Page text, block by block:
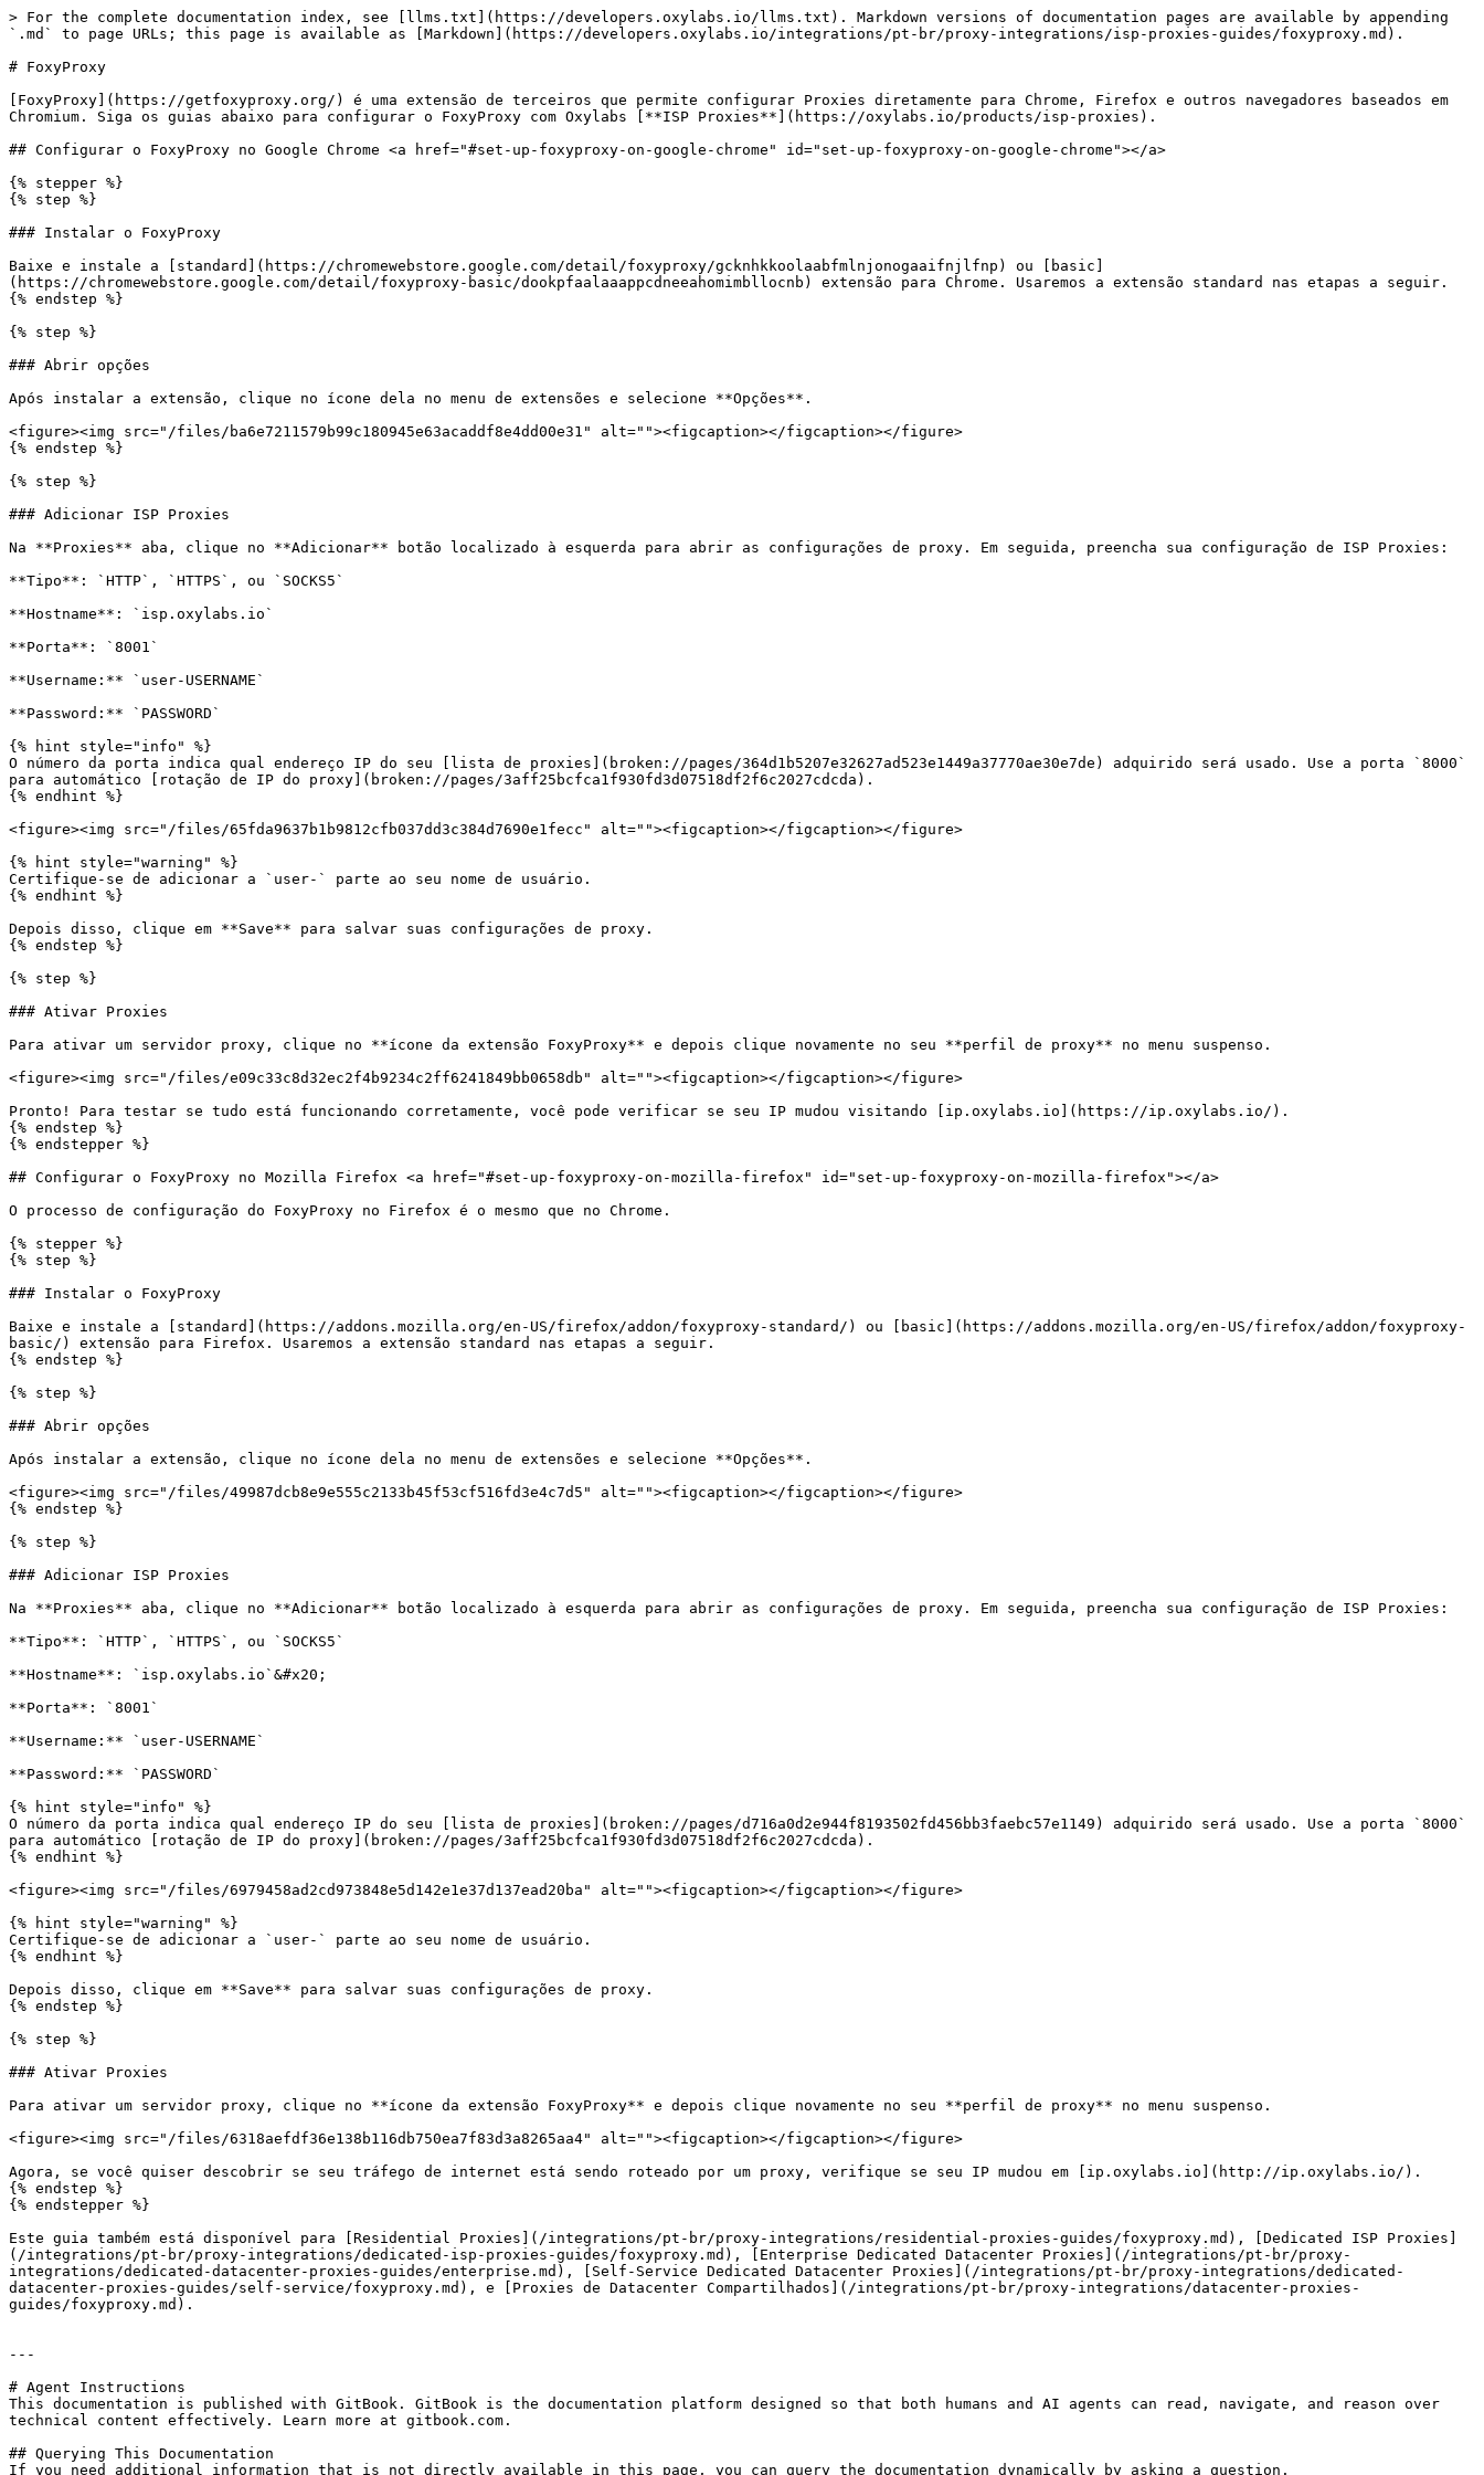
> For the complete documentation index, see [llms.txt](https://developers.oxylabs.io/llms.txt). Markdown versions of documentation pages are available by appending
`.md` to page URLs; this page is available as [Markdown](https://developers.oxylabs.io/integrations/pt-br/proxy-integrations/isp-proxies-guides/foxyproxy.md).
# FoxyProxy
[FoxyProxy](https://getfoxyproxy.org/) é uma extensão de terceiros que permite configurar Proxies diretamente para Chrome, Firefox e outros navegadores baseados em
Chromium. Siga os guias abaixo para configurar o FoxyProxy com Oxylabs [**ISP Proxies**](https://oxylabs.io/products/isp-proxies).
## Configurar o FoxyProxy no Google Chrome <a href="#set-up-foxyproxy-on-google-chrome" id="set-up-foxyproxy-on-google-chrome"></a>
{% stepper %}
{% step %}
### Instalar o FoxyProxy
Baixe e instale a [standard](https://chromewebstore.google.com/detail/foxyproxy/gcknhkkoolaabfmlnjonogaaifnjlfnp) ou [basic]
(https://chromewebstore.google.com/detail/foxyproxy-basic/dookpfaalaaappcdneeahomimbllocnb) extensão para Chrome. Usaremos a extensão standard nas etapas a seguir.
{% endstep %}
{% step %}
### Abrir opções
Após instalar a extensão, clique no ícone dela no menu de extensões e selecione **Opções**.
<figure><img src="/files/ba6e7211579b99c180945e63acaddf8e4dd00e31" alt=""><figcaption></figcaption></figure>
{% endstep %}
{% step %}
### Adicionar ISP Proxies
Na **Proxies** aba, clique no **Adicionar** botão localizado à esquerda para abrir as configurações de proxy. Em seguida, preencha sua configuração de ISP Proxies:
**Tipo**: `HTTP`, `HTTPS`, ou `SOCKS5`
**Hostname**: `isp.oxylabs.io`
**Porta**: `8001`
**Username:** `user-USERNAME`
**Password:** `PASSWORD`
{% hint style="info" %}
O número da porta indica qual endereço IP do seu [lista de proxies](broken://pages/364d1b5207e32627ad523e1449a37770ae30e7de) adquirido será usado. Use a porta `8000`
para automático [rotação de IP do proxy](broken://pages/3aff25bcfca1f930fd3d07518df2f6c2027cdcda).
{% endhint %}
<figure><img src="/files/65fda9637b1b9812cfb037dd3c384d7690e1fecc" alt=""><figcaption></figcaption></figure>
{% hint style="warning" %}
Certifique-se de adicionar a `user-` parte ao seu nome de usuário.
{% endhint %}
Depois disso, clique em **Save** para salvar suas configurações de proxy.
{% endstep %}
{% step %}
### Ativar Proxies
Para ativar um servidor proxy, clique no **ícone da extensão FoxyProxy** e depois clique novamente no seu **perfil de proxy** no menu suspenso.
<figure><img src="/files/e09c33c8d32ec2f4b9234c2ff6241849bb0658db" alt=""><figcaption></figcaption></figure>
Pronto! Para testar se tudo está funcionando corretamente, você pode verificar se seu IP mudou visitando [ip.oxylabs.io](https://ip.oxylabs.io/).
{% endstep %}
{% endstepper %}
## Configurar o FoxyProxy no Mozilla Firefox <a href="#set-up-foxyproxy-on-mozilla-firefox" id="set-up-foxyproxy-on-mozilla-firefox"></a>
O processo de configuração do FoxyProxy no Firefox é o mesmo que no Chrome.
{% stepper %}
{% step %}
### Instalar o FoxyProxy
Baixe e instale a [standard](https://addons.mozilla.org/en-US/firefox/addon/foxyproxy-standard/) ou [basic](https://addons.mozilla.org/en-US/firefox/addon/foxyproxy-
basic/) extensão para Firefox. Usaremos a extensão standard nas etapas a seguir.
{% endstep %}
{% step %}
### Abrir opções
Após instalar a extensão, clique no ícone dela no menu de extensões e selecione **Opções**.
<figure><img src="/files/49987dcb8e9e555c2133b45f53cf516fd3e4c7d5" alt=""><figcaption></figcaption></figure>
{% endstep %}
{% step %}
### Adicionar ISP Proxies
Na **Proxies** aba, clique no **Adicionar** botão localizado à esquerda para abrir as configurações de proxy. Em seguida, preencha sua configuração de ISP Proxies:
**Tipo**: `HTTP`, `HTTPS`, ou `SOCKS5`
**Hostname**: `isp.oxylabs.io`&#x20;
**Porta**: `8001`
**Username:** `user-USERNAME`
**Password:** `PASSWORD`
{% hint style="info" %}
O número da porta indica qual endereço IP do seu [lista de proxies](broken://pages/d716a0d2e944f8193502fd456bb3faebc57e1149) adquirido será usado. Use a porta `8000`
para automático [rotação de IP do proxy](broken://pages/3aff25bcfca1f930fd3d07518df2f6c2027cdcda).
{% endhint %}
<figure><img src="/files/6979458ad2cd973848e5d142e1e37d137ead20ba" alt=""><figcaption></figcaption></figure>
{% hint style="warning" %}
Certifique-se de adicionar a `user-` parte ao seu nome de usuário.
{% endhint %}
Depois disso, clique em **Save** para salvar suas configurações de proxy.
{% endstep %}
{% step %}
### Ativar Proxies
Para ativar um servidor proxy, clique no **ícone da extensão FoxyProxy** e depois clique novamente no seu **perfil de proxy** no menu suspenso.
<figure><img src="/files/6318aefdf36e138b116db750ea7f83d3a8265aa4" alt=""><figcaption></figcaption></figure>
Agora, se você quiser descobrir se seu tráfego de internet está sendo roteado por um proxy, verifique se seu IP mudou em [ip.oxylabs.io](http://ip.oxylabs.io/).
{% endstep %}
{% endstepper %}
Este guia também está disponível para [Residential Proxies](/integrations/pt-br/proxy-integrations/residential-proxies-guides/foxyproxy.md), [Dedicated ISP Proxies]
(/integrations/pt-br/proxy-integrations/dedicated-isp-proxies-guides/foxyproxy.md), [Enterprise Dedicated Datacenter Proxies](/integrations/pt-br/proxy-
integrations/dedicated-datacenter-proxies-guides/enterprise.md), [Self-Service Dedicated Datacenter Proxies](/integrations/pt-br/proxy-integrations/dedicated-
datacenter-proxies-guides/self-service/foxyproxy.md), e [Proxies de Datacenter Compartilhados](/integrations/pt-br/proxy-integrations/datacenter-proxies-
guides/foxyproxy.md).
---
# Agent Instructions
This documentation is published with GitBook. GitBook is the documentation platform designed so that both humans and AI agents can read, navigate, and reason over
technical content effectively. Learn more at gitbook.com.
## Querying This Documentation
If you need additional information that is not directly available in this page, you can query the documentation dynamically by asking a question.